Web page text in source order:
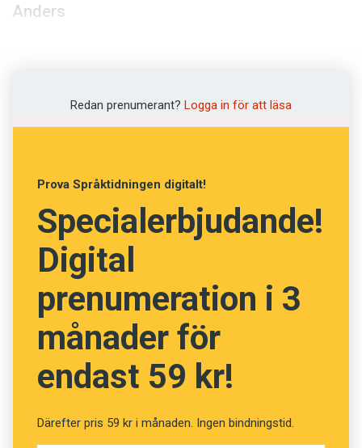
Anders
Prenumerera! Pröva 2 nummer av
Språktidningen för 99 kronor!
Pröva din ordförståelse i
veckans kviss! (Kviss #210)
13av
Lycksalig
Säll
Bokstavstroende
Redan prenumerant? Logga in för att läsa
Prova Språktidningen digitalt!
Specialerbjudande!
Digital
prenumeration i 3
månader för
endast 59 kr!
Därefter pris 59 kr i månaden. Ingen bindningstid.